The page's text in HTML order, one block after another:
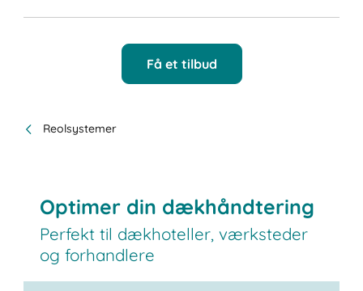
Få et tilbud
Reolsystemer
Optimer din dækhåndtering
Perfekt til dækhoteller, værksteder
og forhandlere